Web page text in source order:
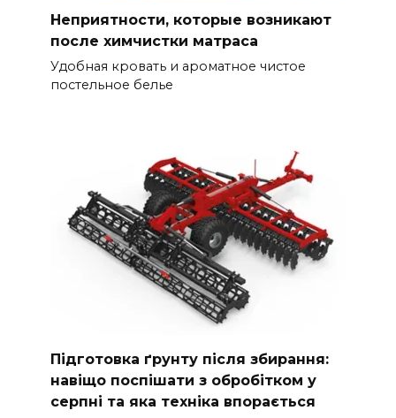
Неприятности, которые возникают
после химчистки матраса
Удобная кровать и ароматное чистое
постельное белье
Підготовка ґрунту після збирання:
навіщо поспішати з обробітком у
серпні та яка техніка впорається